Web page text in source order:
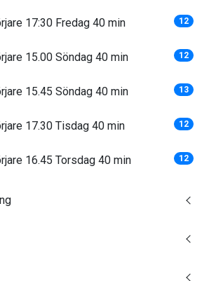
17:30 Fredag 40 min 12
15.00 Söndag 40 min 12
15.45 Söndag 40 min 13
17.30 Tisdag 40 min 12
16.45 Torsdag 40 min 12